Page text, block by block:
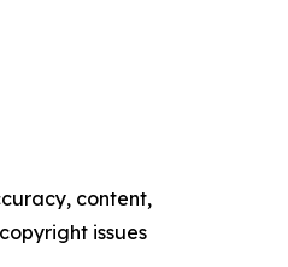
content,
issues